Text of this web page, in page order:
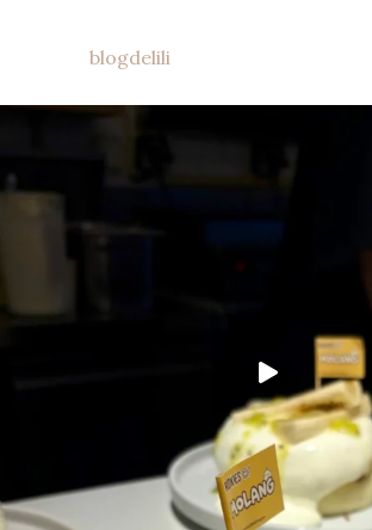
blogdelili